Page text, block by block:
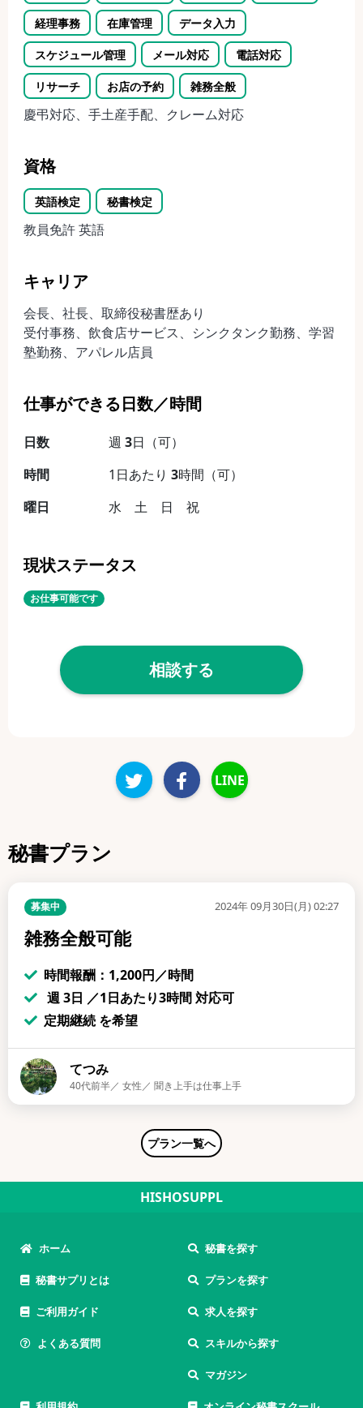
経理事務 在庫管理 データ入力
スケジュール管理 メール対応 電話対応
リサーチ お店の予約 雑務全般
慶弔対応、手土産手配、クレーム対応
資格
英語検定 秘書検定
教員免許 英語
キャリア
会長、社長、取締役秘書歴あり
受付事務、飲食店サービス、シンクタンク勤務、学習
塾勤務、アパレル店員
仕事ができる日数／時間
日数 週3日（可）
時間
1日あたり3時間（可）
曜日
水 土 日 祝
現状ステータス
お仕事可能です
相談する
LINE
秘書プラン
募集中 2024年 09月30日(月) 02:27
雑務全般可能
時間報酬：1,200円／時間
週 3日 ／1日あたり3時間 対応可
定期継続 を希望
てつみ
40代前半／ 女性／ 聞き上手は仕事上手
プラン一覧へ
HISHOSUPPL
ホーム
秘書サプリとは
ご利用ガイド
よくある質問
秘書を探す
プランを探す
求人を探す
スキルから探す
マガジン